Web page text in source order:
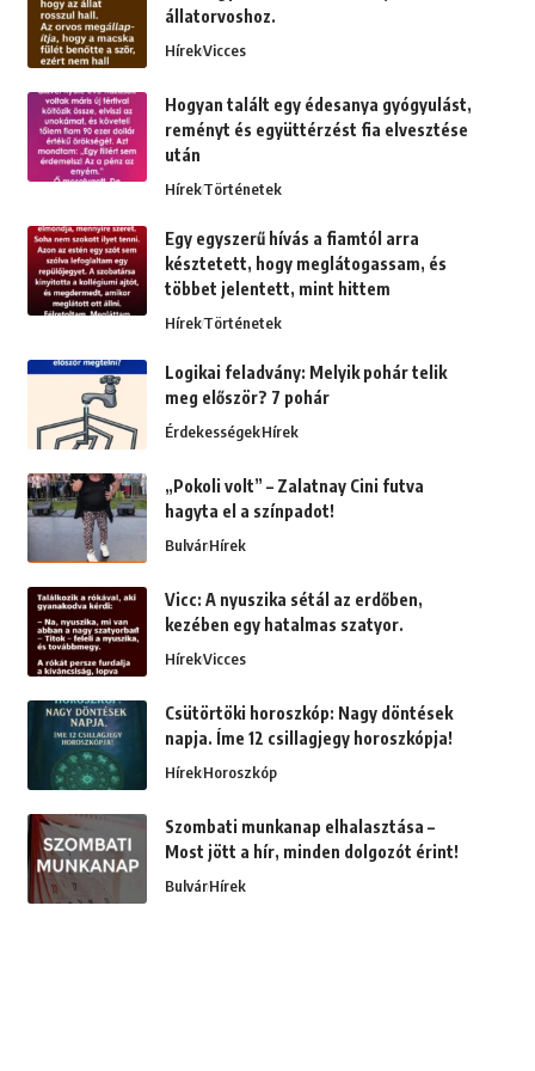
állatorvoshoz.
HírekVicces
Hogyan talált egy édesanya gyógyulást,
reményt és együttérzést fia elvesztése
után
HírekTörténetek
Egy egyszerű hívás a fiamtól arra
késztetett, hogy meglátogassam, és
többet jelentett, mint hittem
HírekTörténetek
Logikai feladvány: Melyik pohár telik
meg először? 7 pohár
ÉrdekességekHírek
„Pokoli volt” – Zalatnay Cini futva
hagyta el a színpadot!
BulvárHírek
Vicc: A nyuszika sétál az erdőben,
kezében egy hatalmas szatyor.
HírekVicces
Csütörtöki horoszkóp: Nagy döntések
napja. Íme 12 csillagjegy horoszkópja!
HírekHoroszkóp
Szombati munkanap elhalasztása –
Most jött a hír, minden dolgozót érint!
BulvárHírek